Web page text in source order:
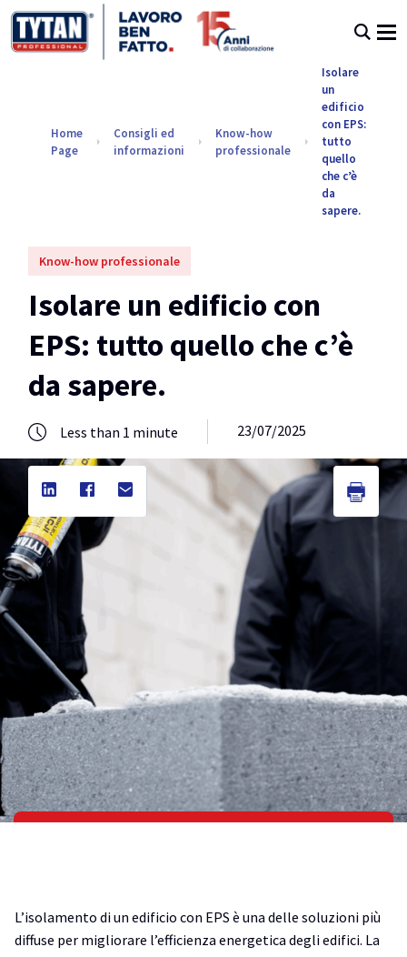
Home
Page
Consigli ed
informazioni
Know-how
professionale
Isolare
un
edificio
con EPS:
tutto
quello
che c’è
da
sapere.
Know-how professionale
Isolare un edificio con
EPS: tutto quello che c’è
da sapere.
Less than 1 minute 23/07/2025
L’isolamento di un edificio con EPS è una delle soluzioni più
diffuse per migliorare l’efficienza energetica degli edifici. La